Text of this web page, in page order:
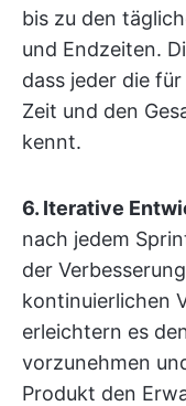
bis zu den
und Endzeiten.
dass jeder die
Zeit und den
kennt.
6. Iterative
nach jedem
der
kontinuierlichen
erleichtern es
vorzunehmen
Produkt den